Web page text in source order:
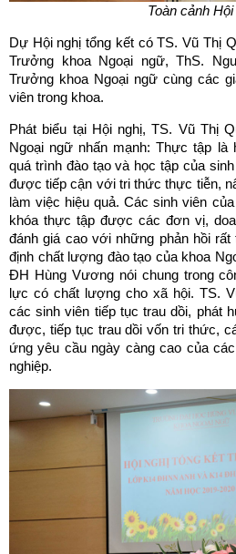
Toàn cảnh Hội
Dự Hội nghị tổng kết có TS. Vũ Thị
Trưởng khoa Ngoại ngữ, ThS.
Trưởng khoa Ngoại ngữ cùng các
viên trong khoa.
Phát biểu tại Hội nghị, TS. Vũ Thị
Ngoại ngữ nhấn mạnh: Thực tập là
quá trình đào tạo và học tập của
được tiếp cận với tri thức thực tiễn,
làm việc hiệu quả. Các sinh viên
khóa thực tập được các đơn vị,
đánh giá cao với những phản hồi
định chất lượng đào tạo của khoa
ĐH Hùng Vương nói chung trong
lực có chất lượng cho xã hội. TS.
các sinh viên tiếp tục trau dồi, phát
được, tiếp tục trau dồi vốn tri thức,
ứng yêu cầu ngày càng cao của
nghiệp.